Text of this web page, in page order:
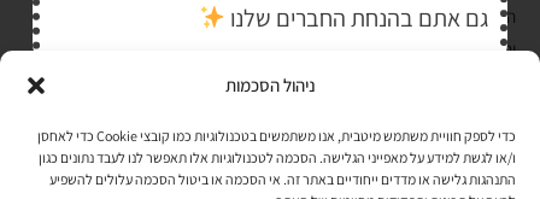
ניהול הסכמות
כדי לספק חוויית משתמש מיטבית, אנו משתמשים בטכנולוגיות כמו קובצי Cookie כדי לאחסן
ו/או לגשת למידע על מאפייני הגלישה. הסכמה לטכנולוגיות אלו תאפשר לנו לעבד נתונים כגון
התנהגות גלישה או מדדים ייחודיים באתר זה. אי הסכמה או ביטול הסכמה עלולים להשפיע
והעומד בתקן אבטחה PCI DSS Level-1
לתקנון האתר»
גם אתם בהנחת החברים שלנו